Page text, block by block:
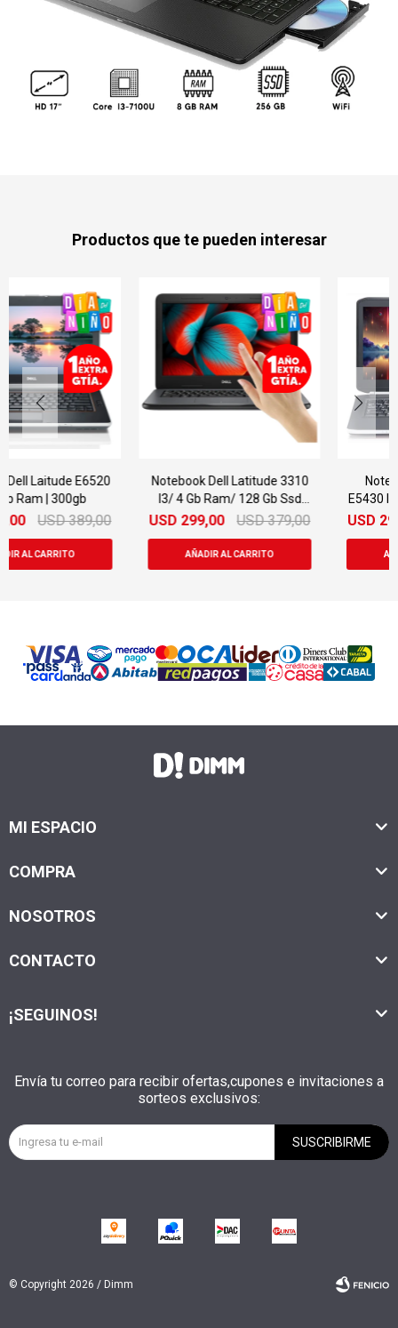
Productos que te pueden interesar
Notebook Dell Latitude 3310
I3/ 4 Gb Ram/ 128 Gb Ssd
Táctil
USD 299,00 USD 379,00
Notebook Dell Latitude
E5430 I5 4gb Ram 320gb 14"
USD 299,00 USD 389,00
MI ESPACIO
COMPRA
NOSOTROS
CONTACTO
Envía tu correo para recibir ofertas,cupones e invitaciones a
sorteos exclusivos:
SUSCRIBIRME
¡SEGUINOS!
© Copyright 2026 / Dimm